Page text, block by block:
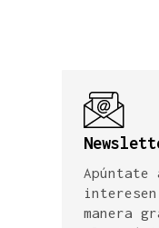
Apúntate
manera